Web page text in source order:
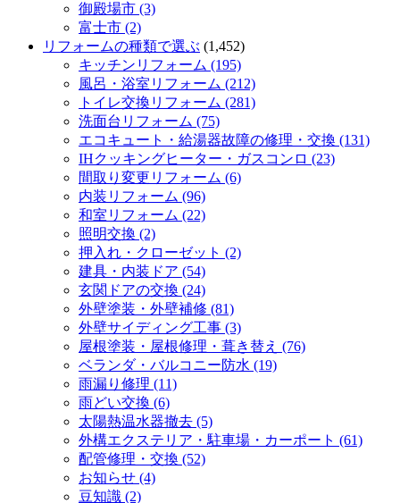
御殿場市 (3)
富士市 (2)
リフォームの種類で選ぶ (1,452)
キッチンリフォーム (195)
風呂・浴室リフォーム (212)
トイレ交換リフォーム (281)
洗面台リフォーム (75)
エコキュート・給湯器故障の修理・交換 (131)
IHクッキングヒーター・ガスコンロ (23)
間取り変更リフォーム (6)
内装リフォーム (96)
和室リフォーム (22)
照明交換 (2)
押入れ・クローゼット (2)
建具・内装ドア (54)
玄関ドアの交換 (24)
外壁塗装・外壁補修 (81)
外壁サイディング工事 (3)
屋根塗装・屋根修理・葺き替え (76)
ベランダ・バルコニー防水 (19)
雨漏り修理 (11)
雨どい交換 (6)
太陽熱温水器撤去 (5)
外構エクステリア・駐車場・カーポート (61)
配管修理・交換 (52)
お知らせ (4)
豆知識 (2)